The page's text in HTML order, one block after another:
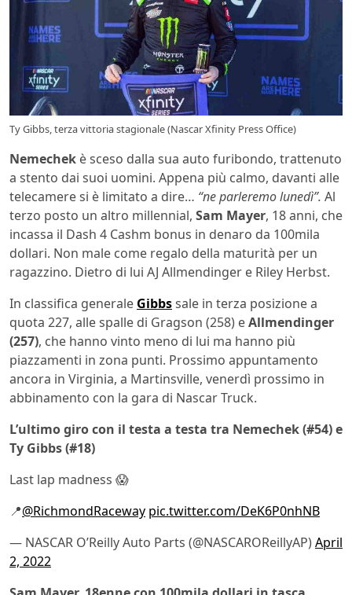
Ty Gibbs, terza vittoria stagionale (Nascar Xfinity Press Office)
Nemechek è sceso dalla sua auto furibondo, trattenuto
a stento dai suoi uomini. Appena più calmo, davanti alle
telecamere si è limitato a dire… “ne parleremo lunedì”. Al
terzo posto un altro millennial, Sam Mayer, 18 anni, che
incassa il Dash 4 Cashm bonus in denaro da 100mila
dollari. Non male come regalo della maturità per un
ragazzino. Dietro di lui AJ Allmendinger e Riley Herbst.
In classifica generale Gibbssale in terza posizione a
quota 227, alle spalle di Gragson (258) eAllmendinger
(257), che hanno vinto meno di lui ma hanno più
piazzamenti in zona punti. Prossimo appuntamento
ancora in Virginia, a Martinsville, venerdì prossimo in
abbinamento con la gara di Nascar Truck.
L’ultimo giro con il testa a testa tra Nemechek (#54) e
Ty Gibbs (#18)
Last lap madness 😱
📍@RichmondRaceway pic.twitter.com/DeK6P0nhNB
— NASCAR O’Reilly Auto Parts (@NASCAROReillyAP)April
2, 2022